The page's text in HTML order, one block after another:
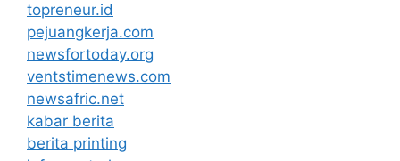
topreneur.id
pejuangkerja.com
newsfortoday.org
ventstimenews.com
newsafric.net
kabar berita
berita printing